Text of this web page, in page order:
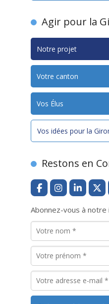
Agir pour la
Notre projet
Votre canton
Vos Élus
Vos idées pour la
Restons en
Abonnez-vous à